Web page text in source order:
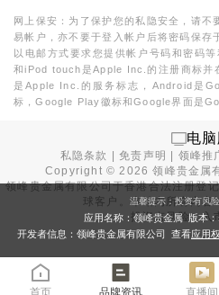
网上保安：为了保护您的私隐安全，请不
易帐户，亦不要于登入帐户后将密码保存
以电邮方式要求您提供帐户号码和密码
和iPod touch是Apple Inc.的注册商标并
是Apple Inc.的服务标志，Android是
标，Google Play徽标和Google界面是
电脑
私隐条款 |免责声明 | 领峰推
Copyright © 2026 领峰贵金属
领峰贵金属有限公司于香港合法注册登记
球客户。本站内所有内容
投资有风险，入
首页 品牌资讯 直播间
温馨提示：投资有风
应用名称：领峰贵金属 版本：
开发者信息：领峰贵金属有限公司 查看应用